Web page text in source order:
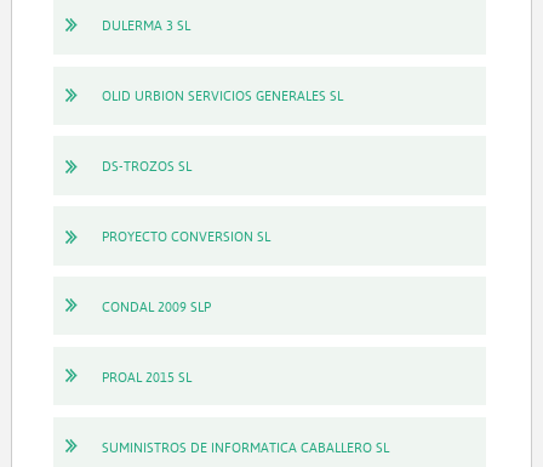
DULERMA 3 SL
OLID URBION SERVICIOS GENERALES SL
DS-TROZOS SL
PROYECTO CONVERSION SL
CONDAL 2009 SLP
PROAL 2015 SL
SUMINISTROS DE INFORMATICA CABALLERO SL